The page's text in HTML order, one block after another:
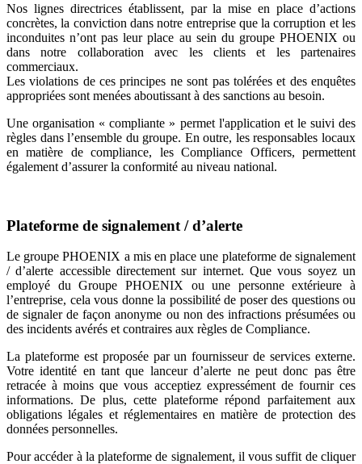
Nos lignes directrices établissent, par la mise en place d’actions
concrètes, la conviction dans notre entreprise que la corruption et les
inconduites n’ont pas leur place au sein du groupe PHOENIX ou
dans notre collaboration avec les clients et les partenaires
commerciaux.
Les violations de ces principes ne sont pas tolérées et des enquêtes
appropriées sont menées aboutissant à des sanctions au besoin.
Une organisation « compliante » permet l'application et le suivi des
règles dans l’ensemble du groupe. En outre, les responsables locaux
en matière de compliance, les Compliance Officers, permettent
également d’assurer la conformité au niveau national.
Plateforme de signalement / d’alerte
Le groupe PHOENIX a mis en place une plateforme de signalement
/ d’alerte accessible directement sur internet. Que vous soyez un
employé du Groupe PHOENIX ou une personne extérieure à
l’entreprise, cela vous donne la possibilité de poser des questions ou
de signaler de façon anonyme ou non des infractions présumées ou
des incidents avérés et contraires aux règles de Compliance.
La plateforme est proposée par un fournisseur de services externe.
Votre identité en tant que lanceur d’alerte ne peut donc pas être
retracée à moins que vous acceptiez expressément de fournir ces
informations. De plus, cette plateforme répond parfaitement aux
obligations légales et réglementaires en matière de protection des
données personnelles.
Pour accéder à la plateforme de signalement, il vous suffit de cliquer